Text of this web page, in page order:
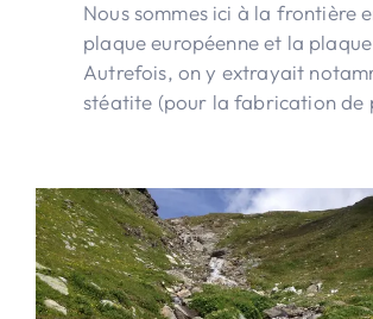
Nous sommes ici à la frontière
plaque européenne et la
Autrefois, on y extrayait
stéatite (pour la fabrication de